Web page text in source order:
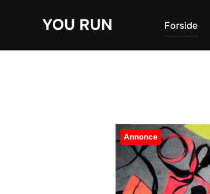
YOU RUN Forside
Annonce